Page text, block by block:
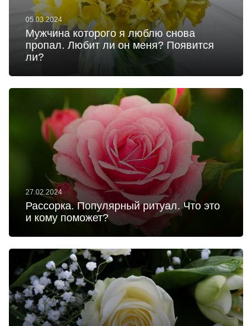
05.03.2024
Мужчина которого я люблю снова
пропал. Любит ли он меня? Появится
ли?
27.02.2024
Рассорка. Популярный ритуал. Что это
и кому поможет?